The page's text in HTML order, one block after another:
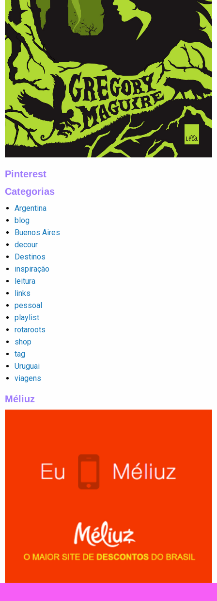
Pinterest
Categorias
Argentina
blog
Buenos Aires
decour
Destinos
inspiração
leitura
links
pessoal
playlist
rotaroots
shop
tag
Uruguai
viagens
Méliuz